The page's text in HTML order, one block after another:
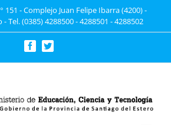
151 - Complejo Juan Felipe Ibarra (4200) -
Tel. (0385) 4288500 - 4288501 - 4288502
FacebookTwitter